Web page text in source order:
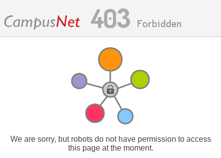
We are sorry, but robots do not have permission to access
this page at the moment.